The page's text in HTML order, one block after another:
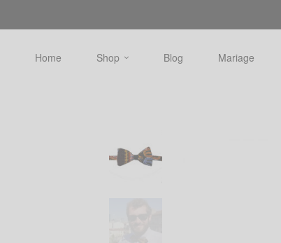
Home Shop Blog Mariage